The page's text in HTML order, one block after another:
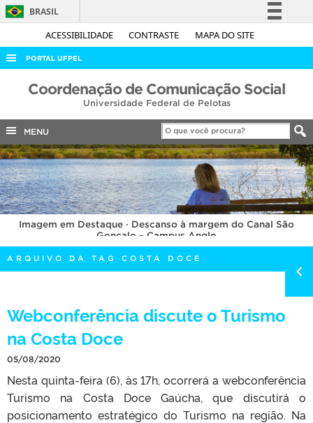
ACESSIBILIDADE CONTRASTE MAPA DO SITE
BRASIL
Simplifique!
Acesso à informação
Legislação
Canais
PORTAL UFPEL
ACESSO À INFORMAÇÃO
COBALTO
CONCURSOS
EDITAIS
INTERNACIONAL
OUVIDORIA
PORTARIAS
TELEFONES
Coordenação de Comunicação Social
Universidade Federal de Pelotas
MENU
Imagem em Destaque · Descanso à margem do Canal São
Gonçalo – Campus Anglo
ARQUIVO DA TAG COSTA DOCE
Webconferência discute o Turismo
na Costa Doce
05/08/2020
Nesta quinta-feira (6), às 17h, ocorrerá a webconferência
Turismo na Costa Doce Gaúcha, que discutirá o
posicionamento estratégico do Turismo na região. Na